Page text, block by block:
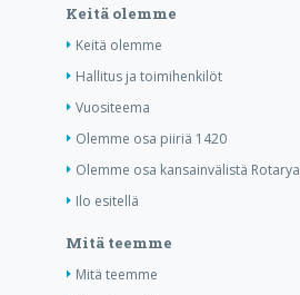
Keitä olemme
Keitä olemme
Hallitus ja toimihenkilöt
Vuositeema
Olemme osa piiriä 1420
Olemme osa kansainvälistä Rotarya
Ilo esitellä
Mitä teemme
Mitä teemme